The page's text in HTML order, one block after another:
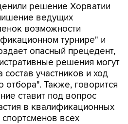
решение Хорватии
ведущих
возможности
турнире" и
опасный прецедент,
решения могут
участников и ход
отбора". Также, говорится
ставит под вопрос
в квалификационных
всех